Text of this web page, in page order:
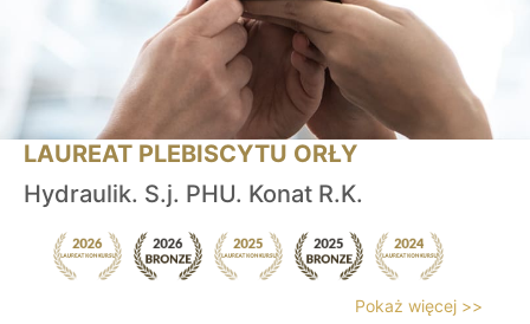
LAUREAT PLEBISCYTU ORŁY
Hydraulik. S.j. PHU. Konat R.K.
Pokaż więcej >>